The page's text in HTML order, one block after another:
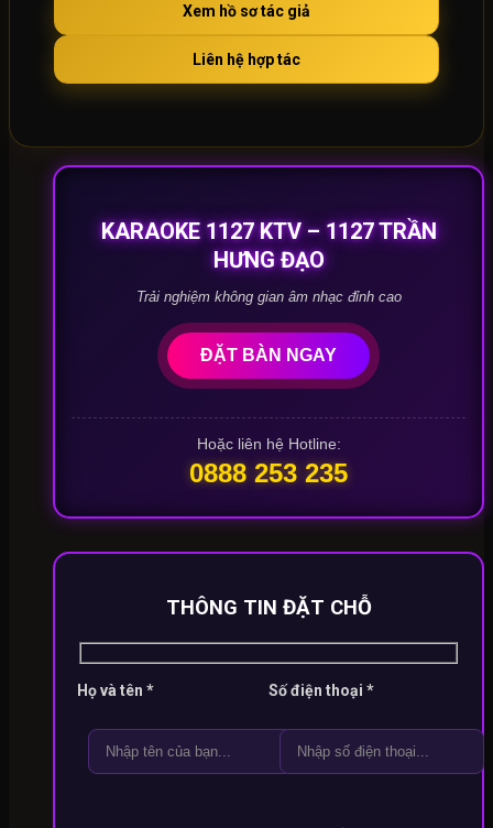
Xem hồ sơ tác giả
Liên hệ hợp tác
KARAOKE 1127 KTV – 1127 TRẦN
HƯNG ĐẠO
Trải nghiệm không gian âm nhạc đỉnh cao
ĐẶT BÀN NGAY
Hoặc liên hệ Hotline:
0888 253 235
THÔNG TIN ĐẶT CHỖ
Họ và tên * Số điện thoại *